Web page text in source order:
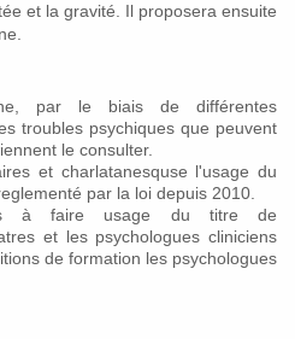
et la gravité. Il proposera ensuite
par le biais de différentes
troubles psychiques que peuvent
le consulter.
et charlatanesquse l'usage du
par la loi depuis 2010.
à faire usage du titre de
et les psychologues cliniciens
de formation les psychologues